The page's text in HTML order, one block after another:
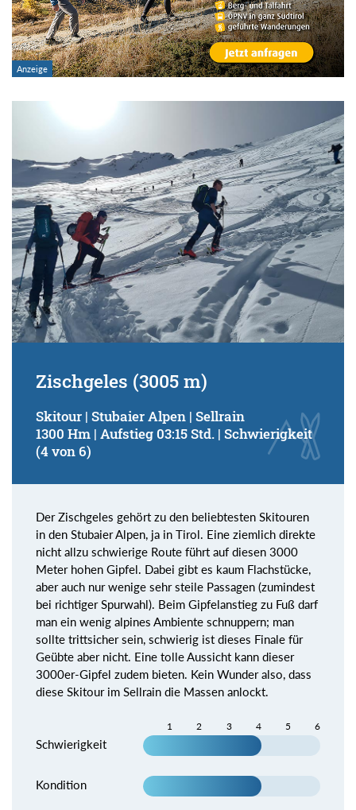
Zischgeles (3005 m)
Skitour | Stubaier Alpen | Sellrain
1300 Hm | Aufstieg 03:15 Std. | Schwierigkeit
(4 von 6)
Der Zischgeles gehört zu den beliebtesten Skitouren
in den Stubaier Alpen, ja in Tirol. Eine ziemlich direkte
nicht allzu schwierige Route führt auf diesen 3000
Meter hohen Gipfel. Dabei gibt es kaum Flachstücke,
aber auch nur wenige sehr steile Passagen (zumindest
bei richtiger Spurwahl). Beim Gipfelanstieg zu Fuß darf
man ein wenig alpines Ambiente schnuppern; man
sollte trittsicher sein, schwierig ist dieses Finale für
Geübte aber nicht. Eine tolle Aussicht kann dieser
3000er-Gipfel zudem bieten. Kein Wunder also, dass
diese Skitour im Sellrain die Massen anlockt.
1 2 3 4 5 6
Schwierigkeit
Kondition